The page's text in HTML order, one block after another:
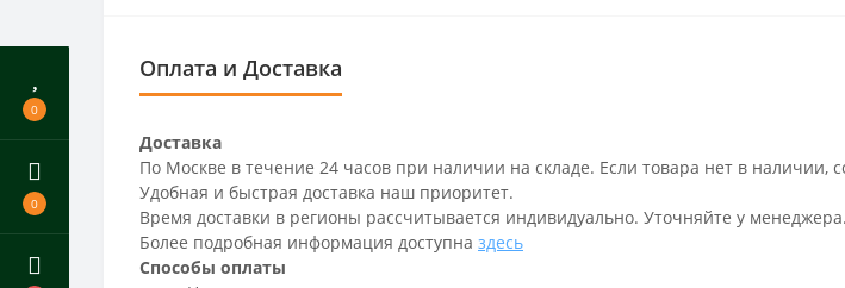
0
0
Оплата и Доставка
Доставка
По Москве в течение 24 часов при наличии на складе. Если товара нет в
Удобная и быстрая доставка наш приоритет.
Время доставки в регионы рассчитывается индивидуально. Уточняйте у менеджера.
Более подробная информация доступна здесь
Способы оплаты